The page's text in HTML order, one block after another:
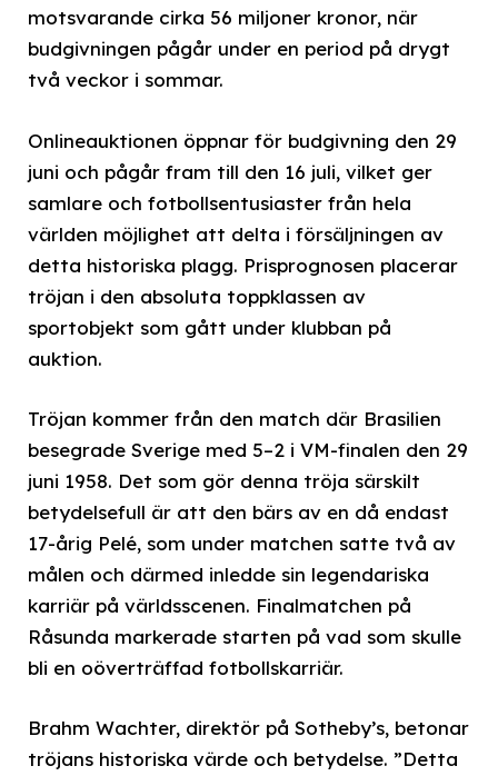
motsvarande cirka 56 miljoner kronor, när
budgivningen pågår under en period på drygt
två veckor i sommar.
Onlineauktionen öppnar för budgivning den 29
juni och pågår fram till den 16 juli, vilket ger
samlare och fotbollsentusiaster från hela
världen möjlighet att delta i försäljningen av
detta historiska plagg. Prisprognosen placerar
tröjan i den absoluta toppklassen av
sportobjekt som gått under klubban på
auktion.
Tröjan kommer från den match där Brasilien
besegrade Sverige med 5–2 i VM-finalen den 29
juni 1958. Det som gör denna tröja särskilt
betydelsefull är att den bärs av en då endast
17-årig Pelé, som under matchen satte två av
målen och därmed inledde sin legendariska
karriär på världsscenen. Finalmatchen på
Råsunda markerade starten på vad som skulle
bli en oöverträffad fotbollskarriär.
Brahm Wachter, direktör på Sotheby’s, betonar
tröjans historiska värde och betydelse. ”Detta